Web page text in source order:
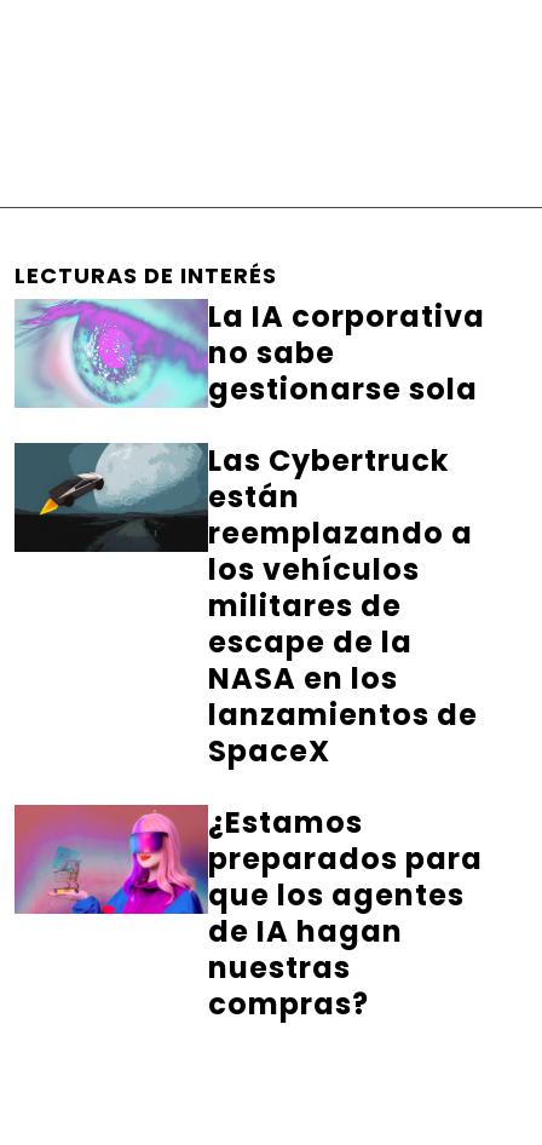
LECTURAS DE INTERÉS
La IA corporativa
no sabe
gestionarse sola
Las Cybertruck
están
reemplazando a
los vehículos
militares de
escape de la
NASA en los
lanzamientos de
SpaceX
¿Estamos
preparados para
que los agentes
de IA hagan
nuestras
compras?